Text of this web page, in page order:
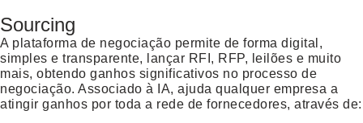
Sourcing
A plataforma de negociação permite de forma digital,
simples e transparente, lançar RFI, RFP, leilões e muito
mais, obtendo ganhos significativos no processo de
negociação. Associado à IA, ajuda qualquer empresa a
atingir ganhos por toda a rede de fornecedores, através de: